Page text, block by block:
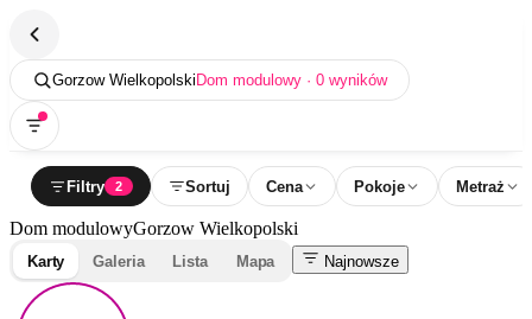
Gorzow Wielkopolski Dom modulowy · 0 wyników
Filtry 2 Sortuj Cena Pokoje Metraż
Dom modulowyGorzow Wielkopolski
Karty Galeria Lista Mapa Najnowsze